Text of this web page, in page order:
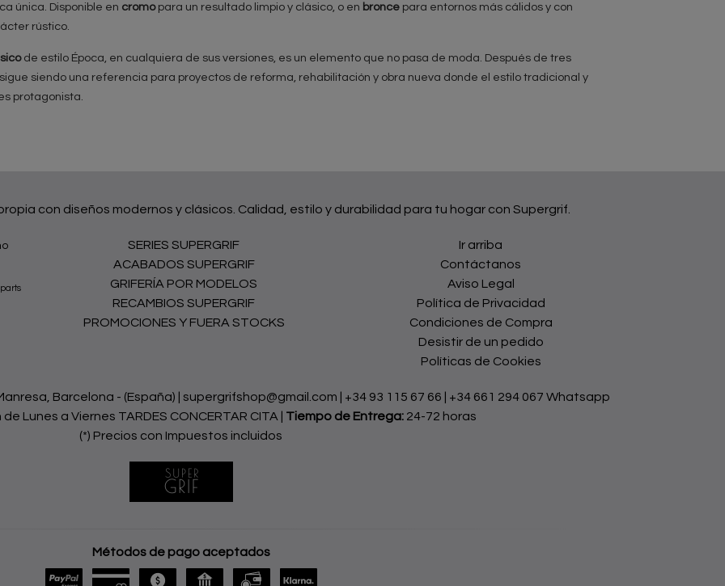
única. Disponible en cromopara un resultado limpio y clásico, o en broncepara entornos más cálidos y con
rústico.
de estilo Época, en cualquiera de sus versiones, es un elemento que no pasa de moda. Después de tres
siendo una referencia para proyectos de reforma, rehabilitación y obra nueva donde el estilo tradicional y
protagonista.
con diseños modernos y clásicos. Calidad, estilo y durabilidad para tu hogar con Supergrif.
SERIES SUPERGRIF
ACABADOS SUPERGRIF
GRIFERÍA POR MODELOS
RECAMBIOS SUPERGRIF
PROMOCIONES Y FUERA STOCKS
Ir arriba
Contáctanos
Aviso Legal
Política de Privacidad
Condiciones de Compra
Desistir de un pedido
Políticas de Cookies
Barcelona - (España) | supergrifshop@gmail.com | +34 93 115 67 66
+34 661 294 067 Whatsapp
Lunes a Viernes TARDES CONCERTAR CITA | Tiempo de Entrega: 24-72 horas
(*) Precios con Impuestos incluidos
Métodos de pago aceptados